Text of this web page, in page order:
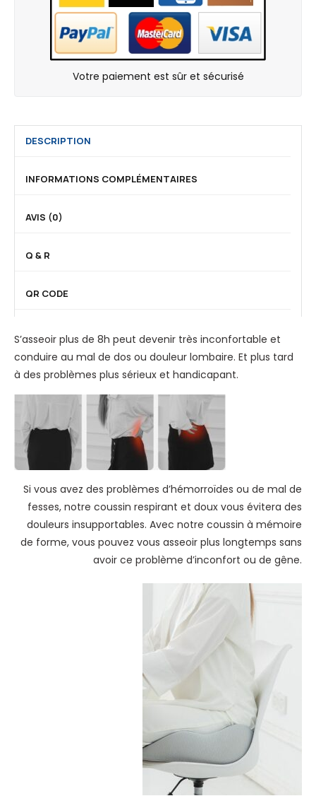
f
d
e
d
o
Votre paiement est sûr et sécurisé
DESCRIPTION
INFORMATIONS COMPLÉMENTAIRES
AVIS (0)
Q & R
QR CODE
S’asseoir plus de 8h peut devenir très inconfortable et
conduire au mal de dos ou douleur lombaire. Et plus tard
à des problèmes plus sérieux et handicapant.
Si vous avez des problèmes d’hémorroïdes ou de mal de
fesses, notre coussin respirant et doux vous évitera des
douleurs insupportables. Avec notre coussin à mémoire
de forme, vous pouvez vous asseoir plus longtemps sans
avoir ce problème d’inconfort ou de gêne.